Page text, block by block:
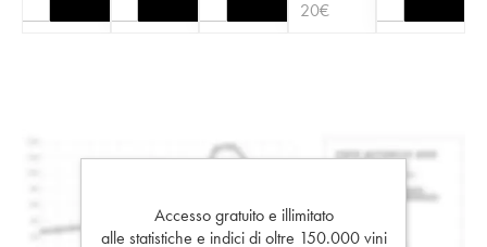
20€
Accesso gratuito e illimitato
alle statistiche e indici di oltre 150.000 vini